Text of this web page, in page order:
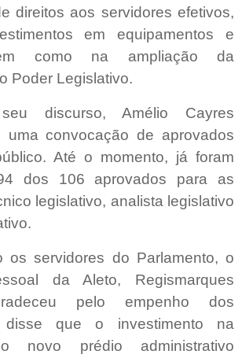
direitos aos servidores efetivos,
em equipamentos e
como na ampliação da
Poder Legislativo.
discurso, Amélio Cayres
uma convocação de aprovados
Até o momento, já foram
dos 106 aprovados para as
legislativo, analista legislativo
os servidores do Parlamento, o
da Aleto, Regismarques
pelo empenho dos
que o investimento na
novo prédio administrativo